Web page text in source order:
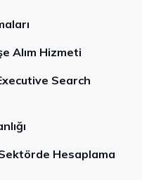
Alım Hizmeti
Search
Hesaplama